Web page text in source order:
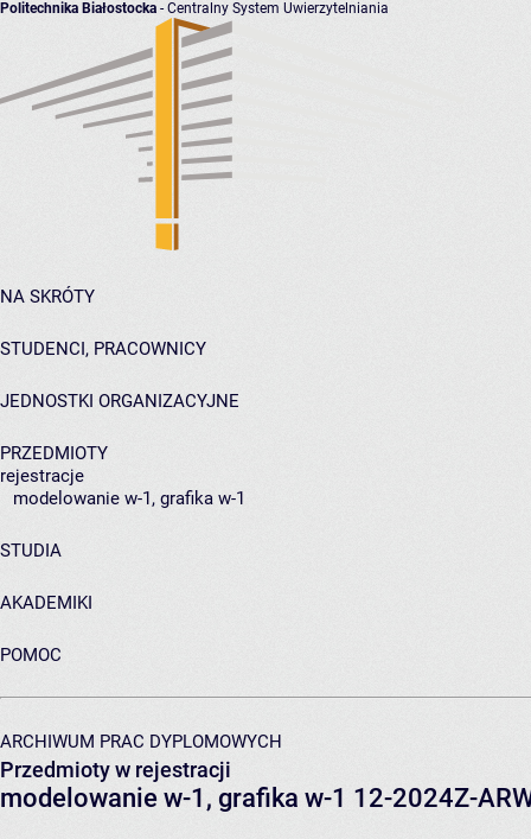
Politechnika Białostocka - Centralny System Uwierzytelniania
NA SKRÓTY
STUDENCI, PRACOWNICY
JEDNOSTKI ORGANIZACYJNE
PRZEDMIOTY
rejestracje
modelowanie w-1, grafika w-1
STUDIA
AKADEMIKI
POMOC
ARCHIWUM PRAC DYPLOMOWYCH
Przedmioty w rejestracji
modelowanie w-1, grafika w-1 12-2024Z-